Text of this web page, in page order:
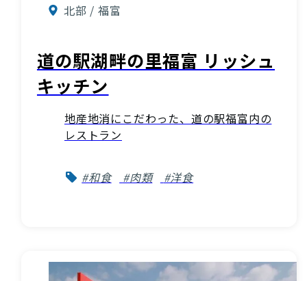
北部 / 福富
道の駅湖畔の里福富 リッシュ
キッチン
地産地消にこだわった、道の駅福富内の
レストラン
#和食 #肉類 #洋食